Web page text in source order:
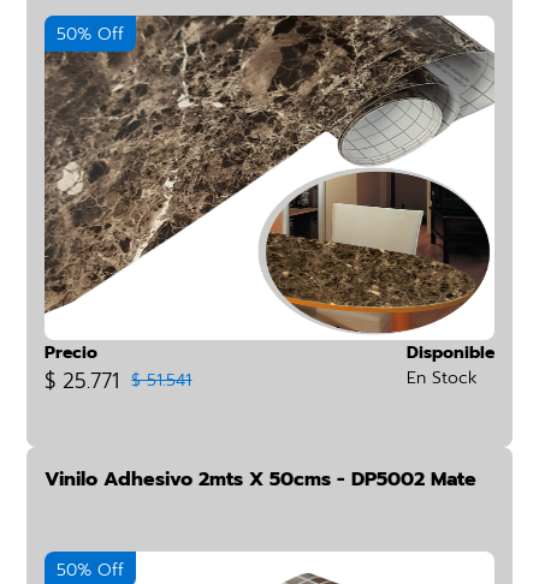
50% Off
Precio
$ 25.771 $ 51.541
Disponible
En Stock
Vinilo Adhesivo 2mts X 50cms - DP5002 Mate
50% Off